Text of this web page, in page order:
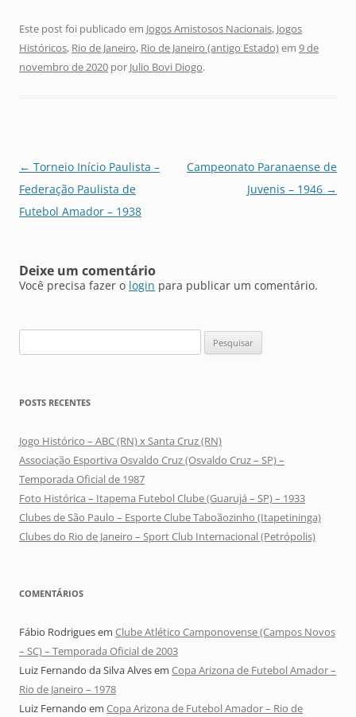
Este post foi publicado em Jogos Amistosos Nacionais, Jogos
Históricos, Rio de Janeiro, Rio de Janeiro (antigo Estado)em 9 de
novembro de 2020 por Julio Bovi Diogo.
Navegação
de
posts
← Torneio Início Paulista –
Federação Paulista de
Futebol Amador – 1938
Campeonato Paranaense de
Juvenis – 1946 →
Deixe um comentário
Você precisa fazer o login para publicar um comentário.
por:
POSTS RECENTES
Jogo Histórico – ABC (RN) x Santa Cruz (RN)
Associação Esportiva Osvaldo Cruz (Osvaldo Cruz – SP) –
Temporada Oficial de 1987
Foto Histórica – Itapema Futebol Clube (Guarujá – SP) – 1933
Clubes de São Paulo – Esporte Clube Taboãozinho (Itapetininga)
Clubes do Rio de Janeiro – Sport Club Internacional (Petrópolis)
COMENTÁRIOS
Fábio Rodriguesem Clube Atlético Camponovense (Campos Novos
– SC) – Temporada Oficial de 2003
Luiz Fernando da Silva Alvesem Copa Arizona de Futebol Amador –
Rio de Janeiro – 1978
Luiz Fernando em Copa Arizona de Futebol Amador – Rio de